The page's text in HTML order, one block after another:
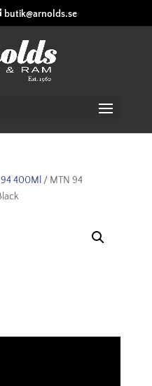
butik@arnolds.se
400Ml / MTN 94